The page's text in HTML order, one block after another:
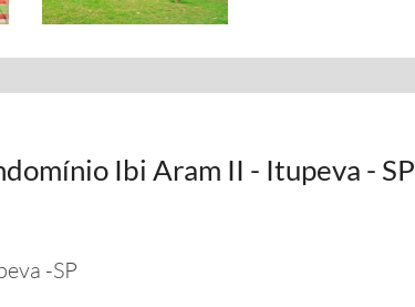
Ibi Aram II - Itupeva - SP
-SP